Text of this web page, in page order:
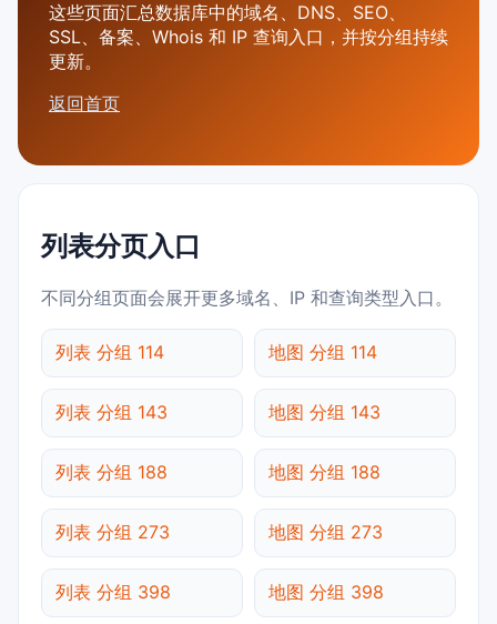
这些页面汇总数据库中的域名、DNS、SEO、
SSL、备案、Whois 和 IP 查询入口，并按分组持续
更新。
返回首页
列表分页入口
不同分组页面会展开更多域名、IP 和查询类型入口。
列表 分组 114 地图 分组 114
列表 分组 143 地图 分组 143
列表 分组 188 地图 分组 188
列表 分组 273 地图 分组 273
列表 分组 398 地图 分组 398